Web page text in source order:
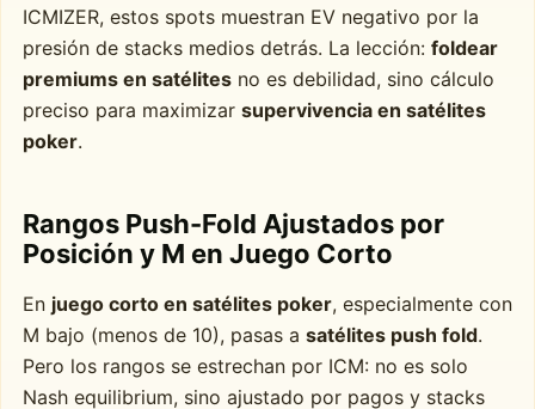
ICMIZER, estos spots muestran EV negativo por la
presión de stacks medios detrás. La lección: foldear
premiums en satélites no es debilidad, sino cálculo
preciso para maximizar supervivencia en satélites
poker.
Rangos Push-Fold Ajustados por
Posición y M en Juego Corto
En juego corto en satélites poker, especialmente con
M bajo (menos de 10), pasas a satélites push fold.
Pero los rangos se estrechan por ICM: no es solo
Nash equilibrium, sino ajustado por pagos y stacks